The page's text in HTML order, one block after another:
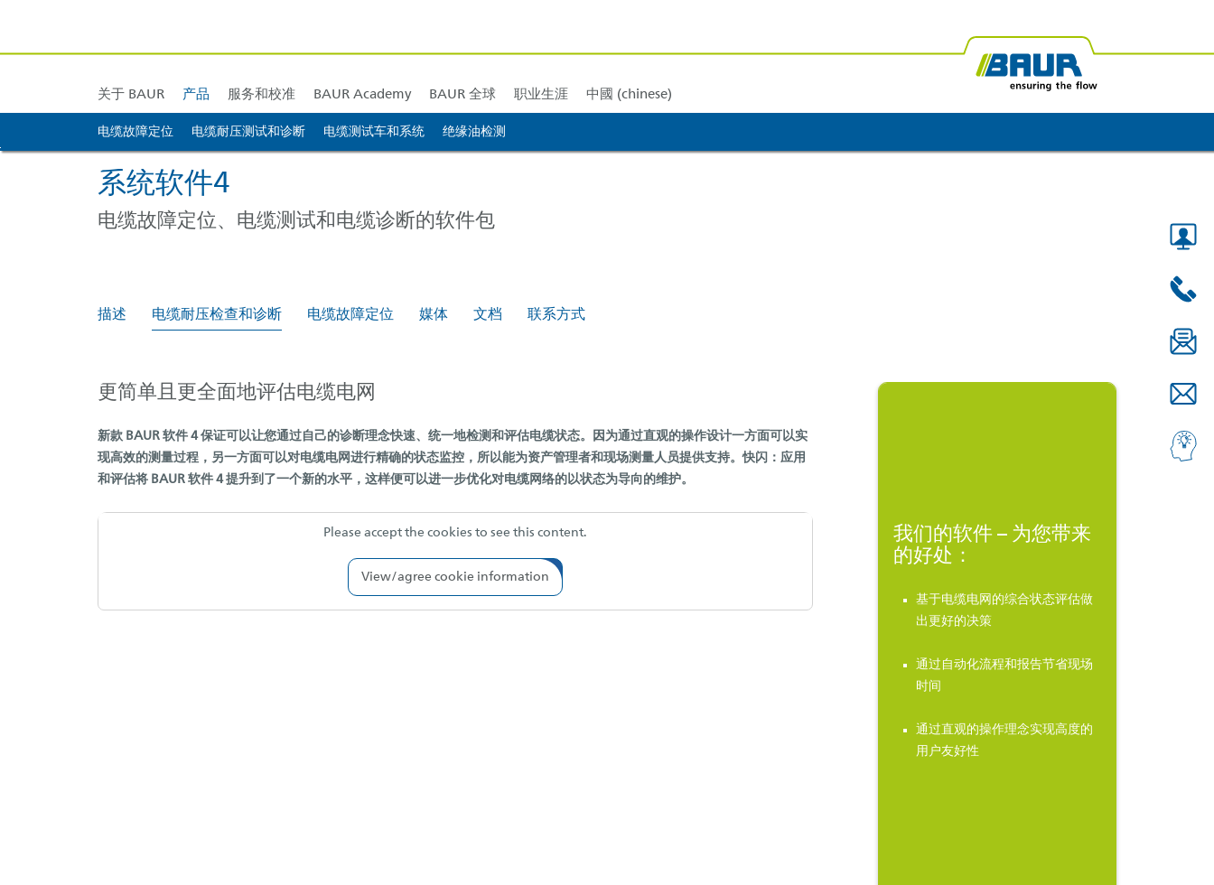
跳转到内容 [AK + 0]
跳转到图标菜单 [AK + 1]
跳转到右侧的小部件菜单 [AK + 2]
跳转到页脚菜单底部（停靠到浏览器... [AK + 3]
跳转到页脚内容 [AK + 4]
关于 BAUR 产品
电缆故障定位 电缆耐压测试和诊断 电缆测试车和系统 绝缘油检测
服务和校准
技术支持 校准和调整 训练 & 培训BAUR Academy BAUR 全球
BAUR 欧洲
BAUR 德国
BAUR 英国
BAUR 亚洲 BAUR 中東 BAUR 北美 BAUR 南美 BAUR 非洲 BAUR 大洋洲
职业生涯 中國 (chinese)
系统软件4
电缆故障定位、电缆测试和电缆诊断的软件包
描述 电缆耐压检查和诊断 电缆故障定位 媒体 文档 联系方式
更简单且更全面地评估电缆电网
新款 BAUR 软件 4 保证可以让您通过自己的诊断理念快速、统一地检测和评估电缆状态。因为通过直观的操作设计一方面可以实
现高效的测量过程，另一方面可以对电缆电网进行精确的状态监控，所以能为资产管理者和现场测量人员提供支持。快闪：应用
和评估将 BAUR 软件 4 提升到了一个新的水平，这样便可以进一步优化对电缆网络的以状态为导向的维护。
Please accept the cookies to see this content.
View/agree cookie information
我们的软件 – 为您带来
的好处：
基于电缆电网的综合状态评估做
出更好的决策
通过自动化流程和报告节省现场
时间
通过直观的操作理念实现高度的
用户友好性